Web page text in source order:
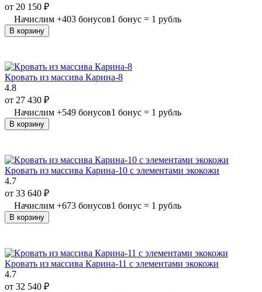
от 20 150 ₽
Начислим +403 бонусов1 бонус = 1 рубль
В корзину
Кровать из массива Карина-8
4.8
от 27 430 ₽
Начислим +549 бонусов1 бонус = 1 рубль
В корзину
Кровать из массива Карина-10 с элементами экокожи
4.7
от 33 640 ₽
Начислим +673 бонусов1 бонус = 1 рубль
В корзину
Кровать из массива Карина-11 с элементами экокожи
4.7
от 32 540 ₽